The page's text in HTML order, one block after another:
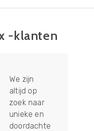
-klanten
We zijn
altijd op
zoek naar
unieke en
doordachte